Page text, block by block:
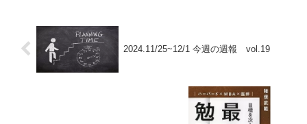
2024.11/25~12/1 今週の週報 vol.19